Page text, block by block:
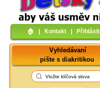
🏠︎ Kontakt Přihlásit
Vyhledávaní
pište s diakritikou